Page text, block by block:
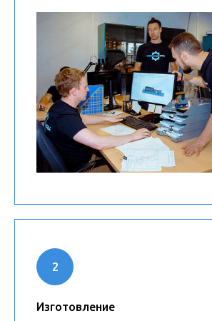
Изготовление